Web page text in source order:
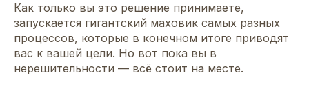
Как только вы это решение принимаете,
запускается гигантский маховик самых разных
процессов, которые в конечном итоге приводят
вас к вашей цели. Но вот пока вы в
нерешительности — всё стоит на месте.